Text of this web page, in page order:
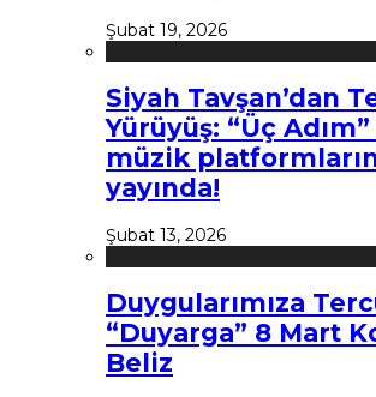
Şubat 19, 2026
Siyah Tavşan’dan
Yürüyüş: “Üç
müzik
yayında!
Şubat 13, 2026
Duygularımıza
“Duyarga” 8 Mart
Beliz